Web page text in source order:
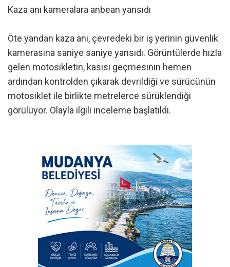
Kaza anı kameralara anbean yansıdı
Öte yandan kaza anı, çevredeki bir iş yerinin güvenlik
kamerasına saniye saniye yansıdı. Görüntülerde hızla
gelen motosikletin, kasisi geçmesinin hemen
ardından kontrolden çıkarak devrildiği ve sürücünün
motosiklet ile birlikte metrelerce sürüklendiği
görülüyor. Olayla ilgili inceleme başlatıldı.